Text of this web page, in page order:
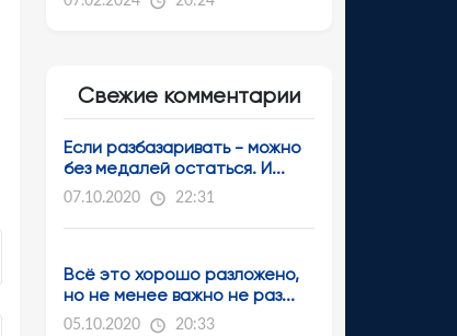
Свежие комментарии
Если разбазаривать - можно
без медалей остаться. И...
07.10.2020 22:31
Всё это хорошо разложено,
но не менее важно не раз...
05.10.2020 20:33